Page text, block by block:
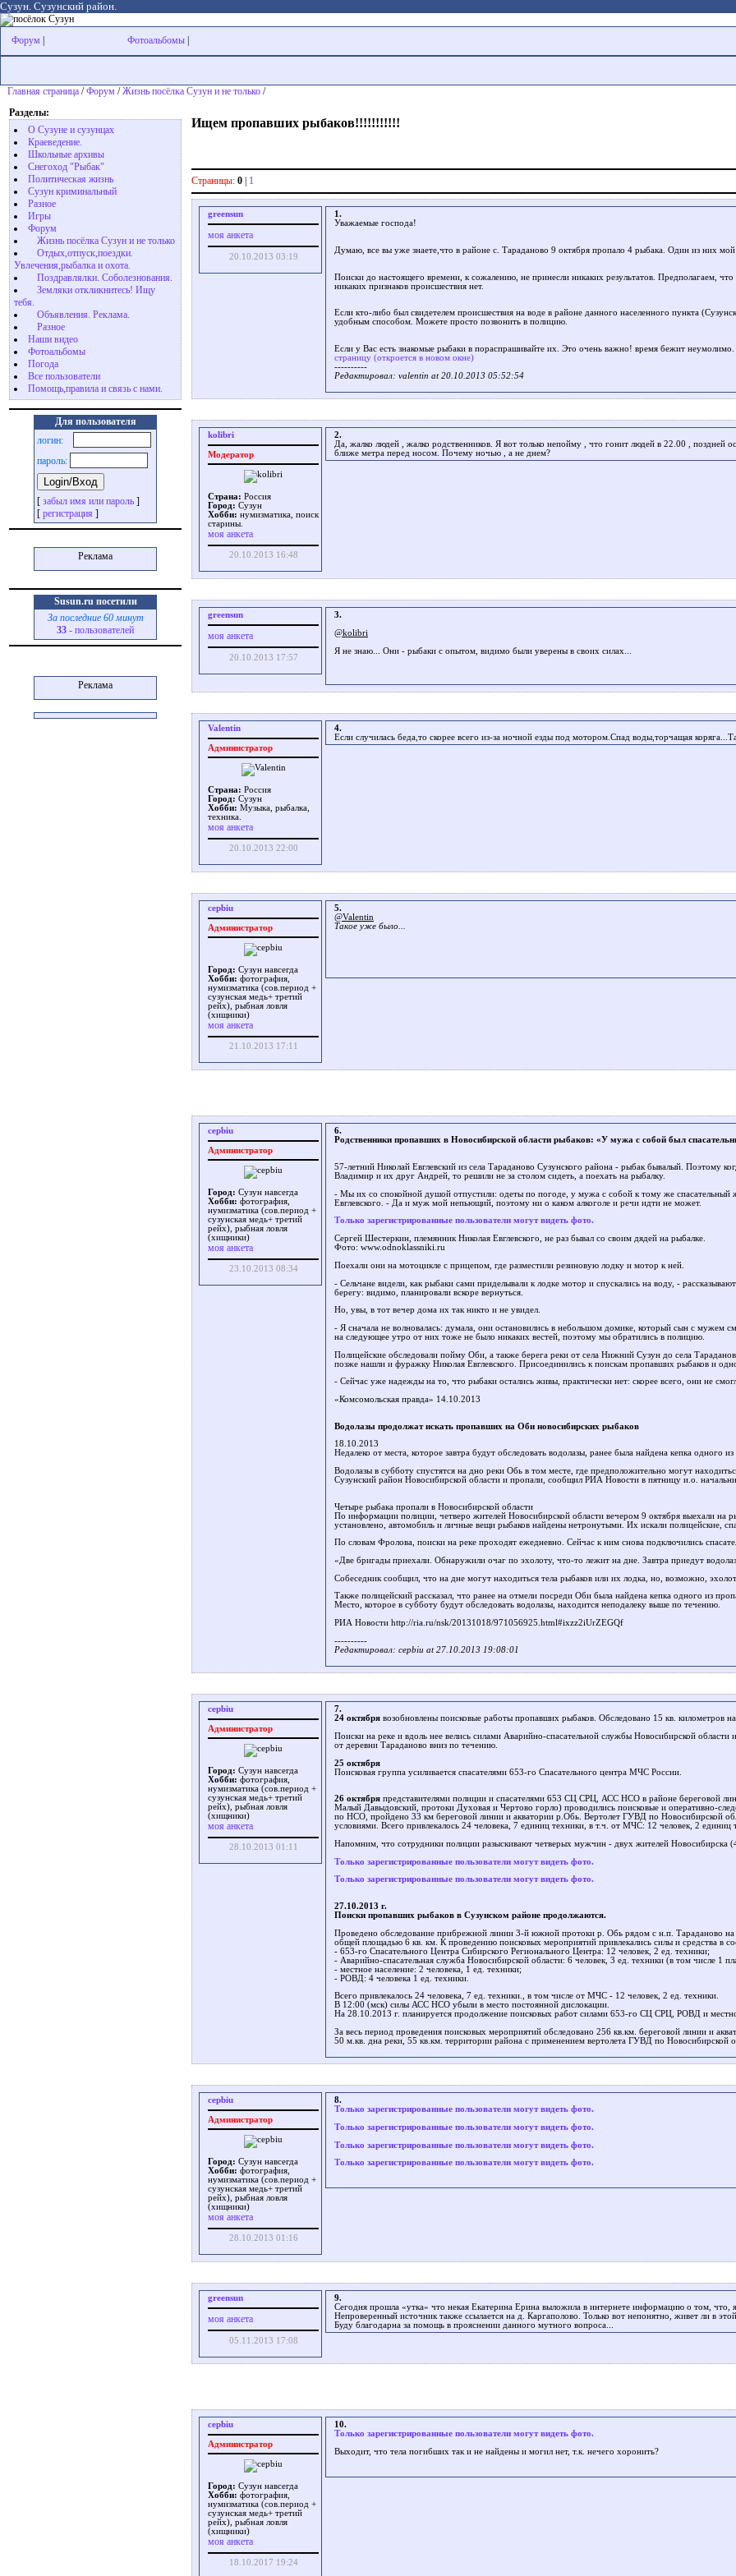
Сузун. Сузунский район.
Форум Фотоальбомы
Главная страница /Форум /Жизнь посёлка Сузун и не только /
Разделы:
О Сузуне и сузунцах
Краеведение.
Школьные архивы
Снегоход "Рыбак"
Политическая жизнь
Сузун криминальный
Разное
Игры
Форум
Жизнь посёлка Сузун и не только
Отдых,отпуск,поездки.
Увлечения,рыбалка и охота.
Поздравлялки. Соболезнования.
Земляки откликнитесь! Ищу
тебя.
Объявления. Реклама.
Разное
Наши видео
Фотоальбомы
Погода
Все пользователи
Помощь,правила и связь с нами.
Для пользователя
логин:
пароль:
[ забыл имя или пароль ]
[ регистрация ]
Реклама
Susun.ru посетили
За последние 60 минут
33 - пользователей
Реклама
Ищем пропавших рыбаков!!!!!!!!!!!
Страницы: 0 1
greensun
моя анкета
20.10.2013 03:19
1.
Уважаемые господа!
Думаю, все вы уже знаете,что в районе с. Тараданово 9 октября пропало 4 рыбака. Один из них мой
Поиски до настоящего времени, к сожалению, не принесли никаких результатов. Предполагаем,
никаких признаков происшествия нет.
Если кто-либо был свидетелем происшествия на воде в районе данного населенного пункта
удобным способом. Можете просто позвонить в полицию.
Если у Вас есть знакомые рыбаки в пораспрашивайте их. Это очень важно! время бежит
страницу (откроется в новом окне)
----------
Редактировал: valentin at 20.10.2013 05:52:54
kolibri
Модератор
Страна: Россия
Город: Сузун
Хобби: нумизматика, поиск
старины.
моя анкета
20.10.2013 16:48
2.
Да, жалко людей , жалко родственников. Я вот только непойму , что гонит людей в 22.00 , поздней
ближе метра перед носом. Почему ночью , а не днем?
greensun
моя анкета
20.10.2013 17:57
3.
@kolibri
Я не знаю... Они - рыбаки с опытом, видимо были уверены в своих силах...
Valentin
Администратор
Страна: Россия
Город: Сузун
Хобби: Музыка, рыбалка,
техника.
моя анкета
20.10.2013 22:00
4.
Если случилась беда,то скорее всего из-за ночной езды под мотором.Спад воды,торчащая
cepbiu
Администратор
Город: Сузун навсегда
Хобби: фотография,
нумизматика (сов.период +
сузунская медь+ третий
рейх), рыбная ловля
(хищники)
моя анкета
21.10.2013 17:11
5.
@Valentin
Такое уже было...
cepbiu
Администратор
Город: Сузун навсегда
Хобби: фотография,
нумизматика (сов.период +
сузунская медь+ третий
рейх), рыбная ловля
(хищники)
моя анкета
23.10.2013 08:34
6.
Родственники пропавших в Новосибирской области рыбаков: «У мужа с собой был
57-летний Николай Евглевский из села Тараданово Сузунского района - рыбак бывалый. Поэтому
Владимир и их друг Андрей, то решили не за столом сидеть, а поехать на рыбалку.
- Мы их со спокойной душой отпустили: одеты по погоде, у мужа с собой к тому же спасательный
Евглевского. - Да и муж мой непьющий, поэтому ни о каком алкоголе и речи идти не может.
Только зарегистрированные пользователи могут видеть фото.
Сергей Шестеркин, племянник Николая Евглевского, не раз бывал со своим дядей на рыбалке.
Фото: www.odnoklassniki.ru
Поехали они на мотоцикле с прицепом, где разместили резиновую лодку и мотор к ней.
- Сельчане видели, как рыбаки сами приделывали к лодке мотор и спускались на воду, -
берегу: видимо, планировали вскоре вернуться.
Но, увы, в тот вечер дома их так никто и не увидел.
- Я сначала не волновалась: думала, они остановились в небольшом домике, который сын с
на следующее утро от них тоже не было никаких вестей, поэтому мы обратились в полицию.
Полицейские обследовали пойму Оби, а также берега реки от села Нижний Сузун до села
позже нашли и фуражку Николая Евглевского. Присоединились к поискам пропавших рыбаков и
- Сейчас уже надежды на то, что рыбаки остались живы, практически нет: скорее всего, они не
«Комсомольская правда» 14.10.2013
Водолазы продолжат искать пропавших на Оби новосибирских рыбаков
18.10.2013
Недалеко от места, которое завтра будут обследовать водолазы, ранее была найдена кепка одного
Водолазы в субботу спустятся на дно реки Обь в том месте, где предположительно могут
Сузунский район Новосибирской области и пропали, сообщил РИА Новости в пятницу и.о.
Четыре рыбака пропали в Новосибирской области
По информации полиции, четверо жителей Новосибирской области вечером 9 октября выехали на
установлено, автомобиль и личные вещи рыбаков найдены нетронутыми. Их искали полицейские,
По словам Фролова, поиски на реке проходят ежедневно. Сейчас к ним снова подключились
«Две бригады приехали. Обнаружили очаг по эхолоту, что-то лежит на дне. Завтра приедут
Собеседник сообщил, что на дне могут находиться тела рыбаков или их лодка, но, возможно, эхолот
Также полицейский рассказал, что ранее на отмели посреди Оби была найдена кепка одного из
Место, которое в субботу будут обследовать водолазы, находится неподалеку выше по течению.
РИА Новости http://ria.ru/nsk/20131018/971056925.html#ixzz2iUrZEGQf
----------
Редактировал: cepbiu at 27.10.2013 19:08:01
cepbiu
Администратор
Город: Сузун навсегда
Хобби: фотография,
нумизматика (сов.период +
сузунская медь+ третий
рейх), рыбная ловля
(хищники)
моя анкета
28.10.2013 01:11
7.
24 октября возобновлены поисковые работы пропавших рыбаков. Обследовано 15 кв. километров
Поиски на реке и вдоль нее велись силами Аварийно-спасательной службы Новосибирской
от деревни Тараданово вниз по течению.
25 октября
Поисковая группа усиливается спасателями 653-го Спасательного центра МЧС России.
26 октября представителями полиции и спасателями 653 СЦ СРЦ, АСС НСО в районе береговой
Малый Давыдовский, протоки Духовая и Чертово горло) проводились поисковые и оперативно-
по НСО, пройдено 33 км береговой линии и акватории р.Обь. Вертолет ГУВД по Новосибирской
условиями. Всего привлекалось 24 человека, 7 единиц техники, в т.ч. от МЧС: 12 человек, 2
Напомним, что сотрудники полиции разыскивают четверых мужчин - двух жителей Новосибирска
Только зарегистрированные пользователи могут видеть фото.
Только зарегистрированные пользователи могут видеть фото.
27.10.2013 г.
Поиски пропавших рыбаков в Сузунском районе продолжаются.
Проведено обследование прибрежной линии 3-й южной протоки р. Обь рядом с н.п. Тараданово
общей площадью 6 кв. км. К проведению поисковых мероприятий привлекались силы и средства в
- 653-го Спасательного Центра Сибирского Регионального Центра: 12 человек, 2 ед. техники;
- Аварийно-спасательная служба Новосибирской области: 6 человек, 3 ед. техники (в том числе 1
- местное население: 2 человека, 1 ед. техники;
- РОВД: 4 человека 1 ед. техники.
Всего привлекалось 24 человека, 7 ед. техники., в том числе от МЧС - 12 человек, 2 ед. техники.
В 12:00 (мск) силы АСС НСО убыли в место постоянной дислокации.
На 28.10.2013 г. планируется продолжение поисковых работ силами 653-го СЦ СРЦ, РОВД и
За весь период проведения поисковых мероприятий обследовано 256 кв.км. береговой линии и
50 м.кв. дна реки, 55 кв.км. территории района с применением вертолета ГУВД по Новосибирской
cepbiu
Администратор
Город: Сузун навсегда
Хобби: фотография,
нумизматика (сов.период +
сузунская медь+ третий
рейх), рыбная ловля
(хищники)
моя анкета
28.10.2013 01:16
8.
Только зарегистрированные пользователи могут видеть фото.
Только зарегистрированные пользователи могут видеть фото.
Только зарегистрированные пользователи могут видеть фото.
Только зарегистрированные пользователи могут видеть фото.
greensun
моя анкета
05.11.2013 17:08
9.
Сегодня прошла «утка» что некая Екатерина Ерина выложила в интернете информацию о том, что,
Непроверенный источник также ссылается на д. Каргаполово. Только вот непонятно, живет ли в
Буду благодарна за помощь в прояснении данного мутного вопроса...
cepbiu
Администратор
Город: Сузун навсегда
Хобби: фотография,
нумизматика (сов.период +
сузунская медь+ третий
рейх), рыбная ловля
(хищники)
моя анкета
18.10.2017 19:24
10.
Только зарегистрированные пользователи могут видеть фото.
Выходит, что тела погибших так и не найдены и могил нет, т.к. нечего хоронить?